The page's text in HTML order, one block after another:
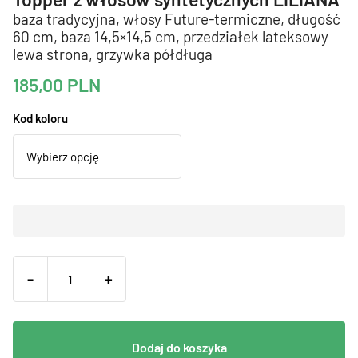
baza tradycyjna, włosy Future-termiczne, długość
60 cm, baza 14,5×14,5 cm, przedziałek lateksowy
lewa strona, grzywka półdługa
185,00 PLN
Kod koloru
- +
Dodaj do koszyka